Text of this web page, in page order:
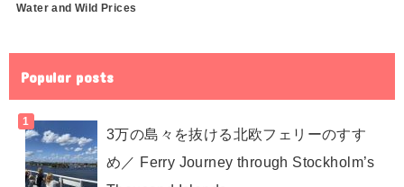
Water and Wild Prices
Popular posts
3万の島々を抜ける北欧フェリーのすす
め／ Ferry Journey through Stockholm’s